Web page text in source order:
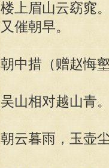
楼上眉山云窈窕
又催朝早。
朝中措（赠赵悔壑
吴山相对越山青
朝云暮雨，玉壶